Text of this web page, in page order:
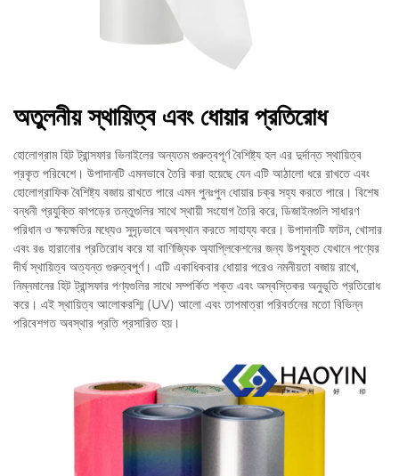
অতুলনীয় স্থায়িত্ব এবং ধোয়ার প্রতিরোধ
হোলোগ্রাম হিট ট্রান্সফার ভিনাইলের অন্যতম গুরুত্বপূর্ণ বৈশিষ্ট্য হল এর দুর্দান্ত স্থায়িত্ব
প্রকৃত পরিবেশে। উপাদানটি এমনভাবে তৈরি করা হয়েছে যেন এটি আঠালো ধরে রাখতে এবং
হোলোগ্রাফিক বৈশিষ্ট্য বজায় রাখতে পারে এমন পুনঃপুন ধোয়ার চক্র সহ্য করতে পারে। বিশেষ
বন্ধনী প্রযুক্তি কাপড়ের তন্তুগুলির সাথে স্থায়ী সংযোগ তৈরি করে, ডিজাইনগুলি সাধারণ
পরিধান ও ক্ষয়ক্ষতির মধ্যেও সুদৃঢ়ভাবে অবস্থান করতে সাহায্য করে। উপাদানটি ফাটন, খোসার
এবং রঙ হারানোর প্রতিরোধ করে যা বাণিজ্যিক অ্যাপ্লিকেশনের জন্য উপযুক্ত যেখানে পণ্যের
দীর্ঘ স্থায়িত্ব অত্যন্ত গুরুত্বপূর্ণ। এটি একাধিকবার ধোয়ার পরেও নমনীয়তা বজায় রাখে,
নিম্নমানের হিট ট্রান্সফার পণ্যগুলির সাথে সম্পর্কিত শক্ত এবং অস্বস্তিকর অনুভূতি প্রতিরোধ
করে। এই স্থায়িত্ব আলোকরশ্মি (UV) আলো এবং তাপমাত্রা পরিবর্তনের মতো বিভিন্ন
পরিবেশগত অবস্থার প্রতি প্রসারিত হয়।